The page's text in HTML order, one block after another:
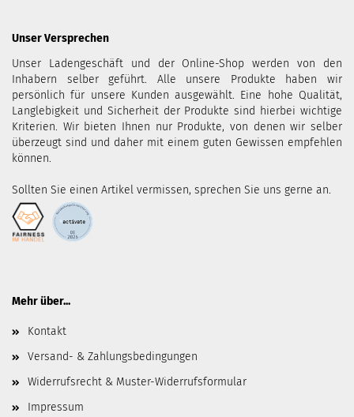
Unser Versprechen
Unser Ladengeschäft und der Online-Shop werden von den
Inhabern selber geführt. Alle unsere Produkte haben wir
persönlich für unsere Kunden ausgewählt. Eine hohe Qualität,
Langlebigkeit und Sicherheit der Produkte sind hierbei wichtige
Kriterien. Wir bieten Ihnen nur Produkte, von denen wir selber
überzeugt sind und daher mit einem guten Gewissen empfehlen
können.
Sollten Sie einen Artikel vermissen, sprechen Sie uns gerne an.
Mehr über...
Kontakt
Versand- & Zahlungsbedingungen
Widerrufsrecht & Muster-Widerrufsformular
Impressum